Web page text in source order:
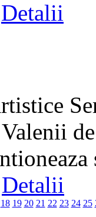
Detalii
Detalii
18 19 20 21 22 23 24 25